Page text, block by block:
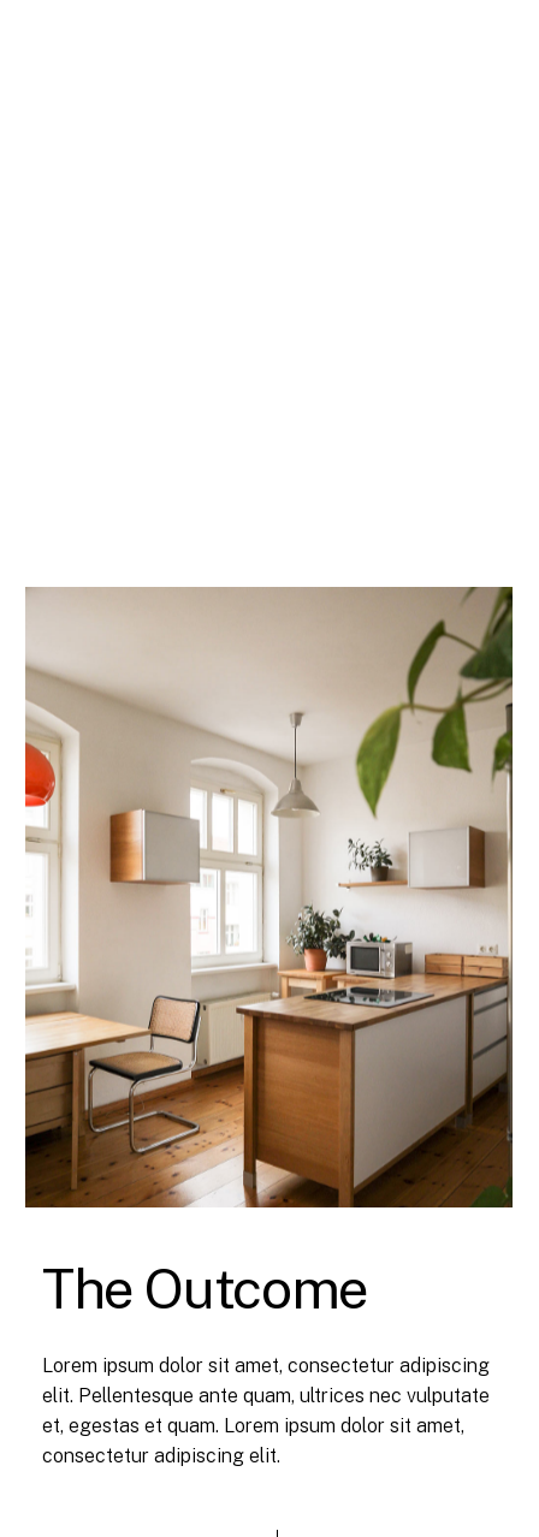
The Outcome
Lorem ipsum dolor sit amet, consectetur adipiscing
elit. Pellentesque ante quam, ultrices nec vulputate
et, egestas et quam. Lorem ipsum dolor sit amet,
consectetur adipiscing elit.